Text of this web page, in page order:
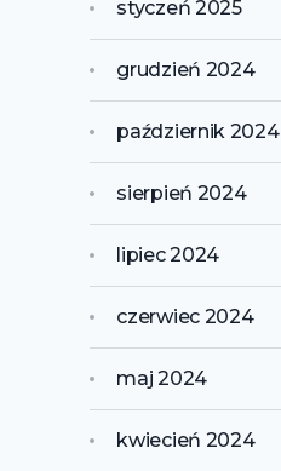
styczeń 2025
grudzień 2024
październik 2024
sierpień 2024
lipiec 2024
czerwiec 2024
maj 2024
kwiecień 2024